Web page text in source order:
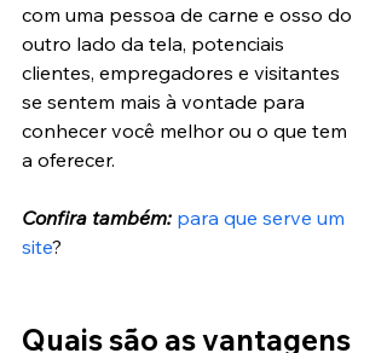
com uma pessoa de carne e osso do
outro lado da tela, potenciais
clientes, empregadores e visitantes
se sentem mais à vontade para
conhecer você melhor ou o que tem
a oferecer.
Confira também: para que serve um
site?
Quais são as vantagens